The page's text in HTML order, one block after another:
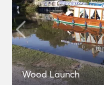
Wood Launch